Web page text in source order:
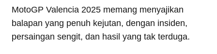
MotoGP Valencia 2025 memang menyajikan
balapan yang penuh kejutan, dengan insiden,
persaingan sengit, dan hasil yang tak terduga.